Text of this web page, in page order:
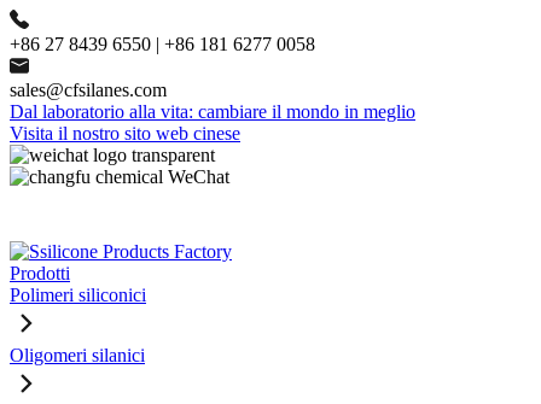
+86 27 8439 6550 | +86 181 6277 0058
sales@cfsilanes.com
Dal laboratorio alla vita: cambiare il mondo in meglio
Visita il nostro sito web cinese
Prodotti
Polimeri siliconici
Oligomeri silanici